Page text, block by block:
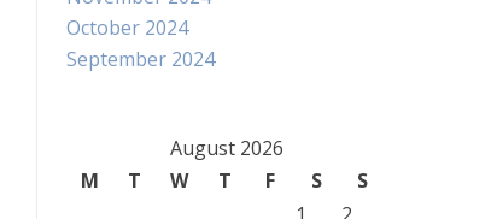
October 2024
September 2024
August 2026
M
T W T F S
S